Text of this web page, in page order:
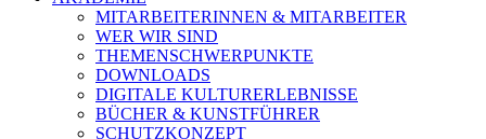
MITARBEITERINNEN & MITARBEITER
WER WIR SIND
THEMENSCHWERPUNKTE
DOWNLOADS
DIGITALE KULTURERLEBNISSE
BÜCHER & KUNSTFÜHRER
SCHUTZKONZEPT